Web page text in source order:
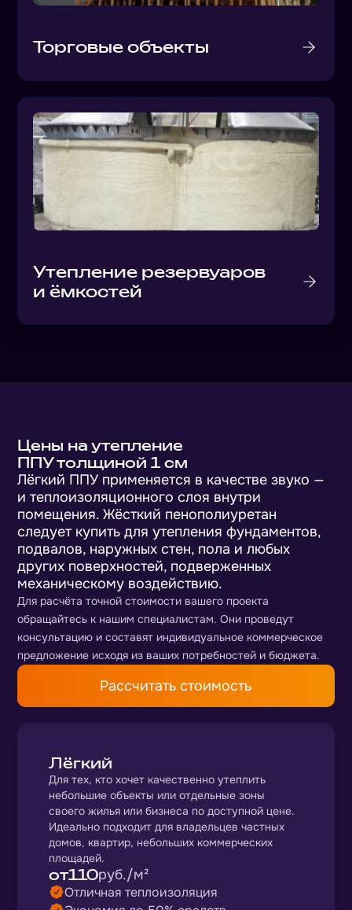
Торговые объекты
Утепление резервуаров
и ёмкостей
Цены на утепление
ППУ толщиной 1 см
Лёгкий ППУ применяется в качестве звуко —
и теплоизоляционного слоя внутри
помещения. Жёсткий пенополиуретан
следует купить для утепления фундаментов,
подвалов, наружных стен, пола и любых
других поверхностей, подверженных
механическому воздействию.
Для расчёта точной стоимости вашего проекта
обращайтесь к нашим специалистам. Они проведут
консультацию и составят индивидуальное коммерческое
предложение исходя из ваших потребностей и бюджета.
Рассчитать стоимость
Лёгкий
Для тех, кто хочет качественно утеплить
небольшие объекты или отдельные зоны
своего жилья или бизнеса по доступной цене.
Идеально подходит для владельцев частных
домов, квартир, небольших коммерческих
площадей.
от110руб./м²
Отличная теплоизоляция